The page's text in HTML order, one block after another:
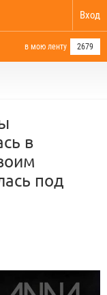
Вход
в мою ленту 2679
в
под